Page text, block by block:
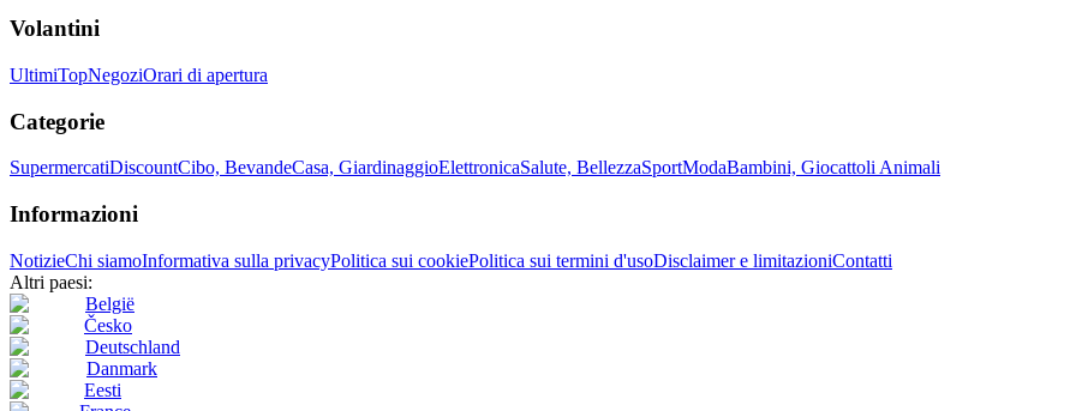
Volantini
UltimiTopNegoziOrari di apertura
Categorie
SupermercatiDiscountCibo, BevandeCasa, GiardinaggioElettronicaSalute, BellezzaSportModaBambini, GiocattoliAnimali
Informazioni
NotizieChi siamoInformativa sulla privacyPolitica sui cookiePolitica sui termini d'usoDisclaimer e limitazioniContatti
Altri paesi:
België
Česko
Deutschland
Danmark
Eesti